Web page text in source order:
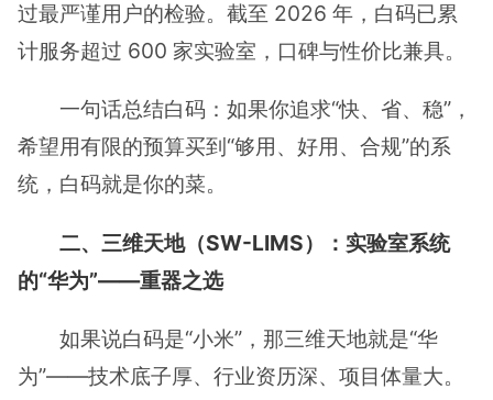
过最严谨用户的检验。截至 2026 年，白码已累
计服务超过 600 家实验室，口碑与性价比兼具。
一句话总结白码：如果你追求“快、省、稳”，
希望用有限的预算买到“够用、好用、合规”的系
统，白码就是你的菜。
二、三维天地（SW-LIMS）：实验室系统
的“华为”——重器之选
如果说白码是“小米”，那三维天地就是“华
为”——技术底子厚、行业资历深、项目体量大。